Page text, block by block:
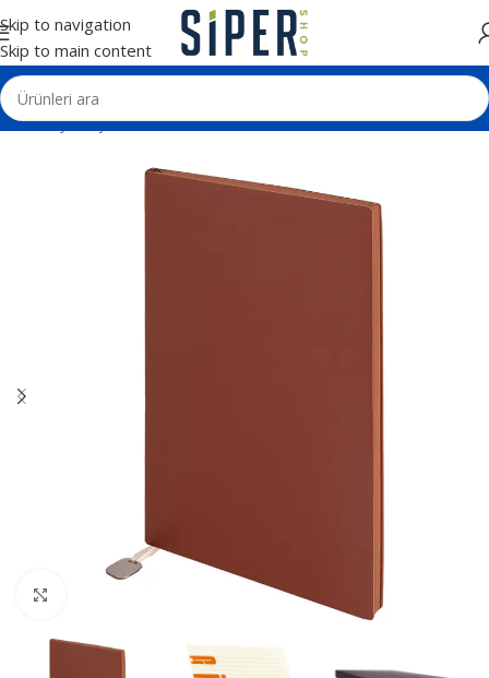
Skip to navigation
Skip to main content
Ana Sayfa Ajanda ve Defterler Tarihsiz Defterler